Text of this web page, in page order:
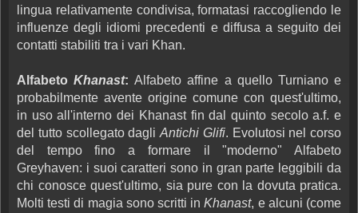
lingua relativamente condivisa, formatasi raccogliendo le
influenze degli idiomi precedenti e diffusa a seguito dei
contatti stabiliti tra i vari Khan.
AlfabetoKhanast:Alfabeto affine a quello Turniano e
probabilmente avente origine comune con quest'ultimo,
in uso all'interno dei Khanast fin dal quinto secolo a.f. e
del tutto scollegato dagli Antichi Glifi. Evolutosi nel corso
del tempo fino a formare il "moderno" Alfabeto
Greyhaven: i suoi caratteri sono in gran parte leggibili da
chi conosce quest'ultimo, sia pure con la dovuta pratica.
Molti testi di magia sono scritti inKhanast, e alcuni (come